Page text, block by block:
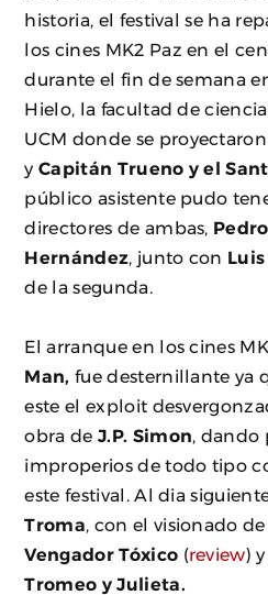
historia, el festival se ha
los cines MK2 Paz en el
durante el fin de semana
Hielo, la facultad de
UCM donde se
yCapitán Trueno y el
público asistente pudo
directores de ambas,
Hernández , junto con
de la segunda.
El arranque en los cines
Man,fue desternillante ya
este el exploit
obra de J.P. Simon ,
improperios de todo tipo
este festival. Al dia
Troma , con el visionado
Vengador Tóxico (review)
Tromeo y Julieta.